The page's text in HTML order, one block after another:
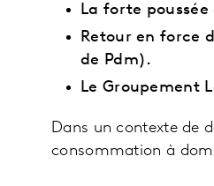
La forte
Retour en force
de Pdm).
Le Groupement
Dans un contexte de
consommation à